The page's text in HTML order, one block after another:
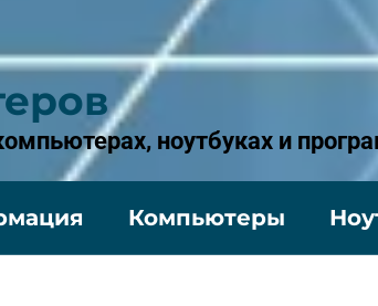
ноутбуках и
Компьютеры